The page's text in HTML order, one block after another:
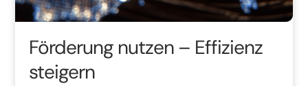
Förderung nutzen – Effizienz
steigern